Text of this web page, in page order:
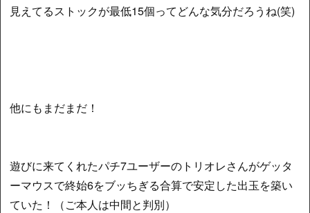
見えてるストックが最低15個ってどんな気分だろうね(笑)
他にもまだまだ！
遊びに来てくれたパチ7ユーザーのトリオレさんがゲッタ
ーマウスで終始6をブッちぎる合算で安定した出玉を築い
ていた！（ご本人は中間と判別）